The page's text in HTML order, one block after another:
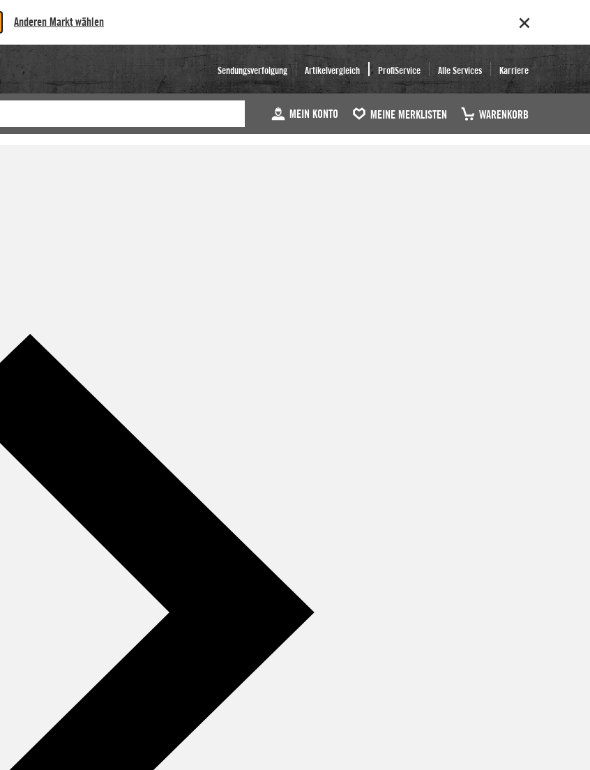
Anderen Markt wählen
Sendungsverfolgung Artikelvergleich ProfiService Alle Services Karriere
MEIN KONTO MEINE MERKLISTEN WARENKORB